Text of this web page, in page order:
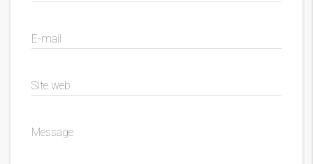
E-mail
Site web
Message